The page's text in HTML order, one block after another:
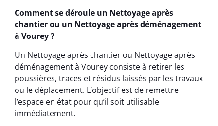
Comment se déroule un Nettoyage après
chantier ou un Nettoyage après déménagement
à Vourey ?
Un Nettoyage après chantier ou Nettoyage après
déménagement à Vourey consiste à retirer les
poussières, traces et résidus laissés par les travaux
ou le déplacement. L’objectif est de remettre
l’espace en état pour qu’il soit utilisable
immédiatement.